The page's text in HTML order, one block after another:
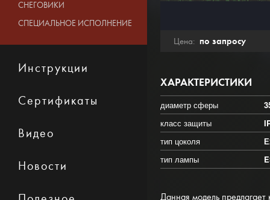
Цена: по запросу
ХАРАКТЕРИСТИКИ
диаметр сферы
класс защиты
тип цоколя
тип лампы
Данная модель
СНЕГОВИКИ
СПЕЦИАЛЬНОЕ ИСПОЛНЕНИЕ
Инструкции
Сертификаты
Видео
Новости